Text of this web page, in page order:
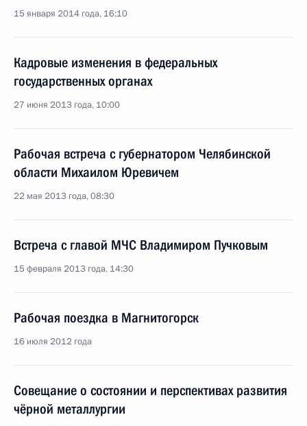
15 января 2014 года, 16:10
Кадровые изменения в федеральных
государственных органах
27 июня 2013 года, 10:00
Рабочая встреча с губернатором Челябинской
области Михаилом Юревичем
22 мая 2013 года, 08:30
Встреча с главой МЧС Владимиром Пучковым
15 февраля 2013 года, 14:30
Рабочая поездка в Магнитогорск
16 июля 2012 года
Совещание о состоянии и перспективах развития
чёрной металлургии